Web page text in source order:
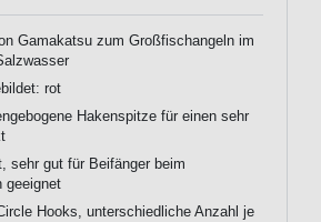
Gamakatsu zum Großfischangeln im
rot
Hakenspitze für einen sehr
sehr gut für Beifänger beim
geeignet
Hooks, unterschiedliche Anzahl je